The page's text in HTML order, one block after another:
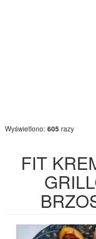
Wyświetlono: 605 razy
FIT